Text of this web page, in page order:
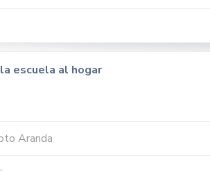
escuela al hogar
Aranda